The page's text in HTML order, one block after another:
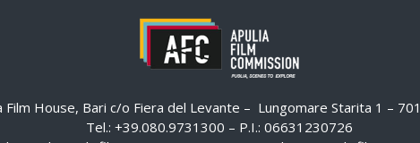
Film House, Bari c/o Fiera del Levante – Lungomare Starita 1 –
Tel.: +39.080.9731300 – P.I.: 06631230726